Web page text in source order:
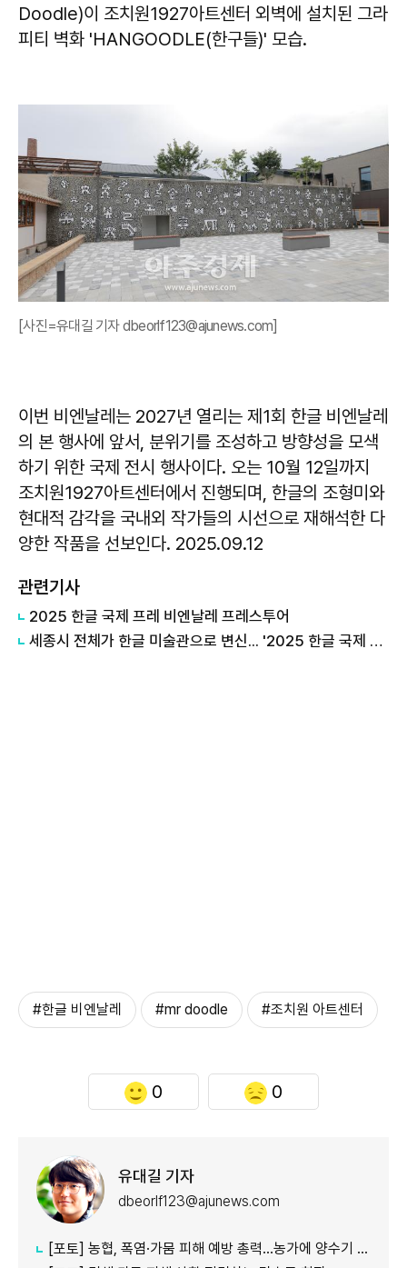
Doodle)이 조치원1927아트센터 외벽에 설치된 그라
피티 벽화 'HANGOODLE(한구들)' 모습.
[사진=유대길 기자 dbeorlf123@ajunews.com]
이번 비엔날레는 2027년 열리는 제1회 한글 비엔날레
의 본 행사에 앞서, 분위기를 조성하고 방향성을 모색
하기 위한 국제 전시 행사이다. 오는 10월 12일까지
조치원1927아트센터에서 진행되며, 한글의 조형미와
현대적 감각을 국내외 작가들의 시선으로 재해석한 다
양한 작품을 선보인다. 2025.09.12
관련기사
2025 한글 국제 프레 비엔날레 프레스투어
세종시 전체가 한글 미술관으로 변신... '2025 한글 국제 프레 비엔날레' 개막
#한글 비엔날레 #mr doodle #조치원 아트센터
0 0
유대길 기자
dbeorlf123@ajunews.com
[포토] 농협, 폭염·가뭄 피해 예방 총력…농가에 양수기 지원